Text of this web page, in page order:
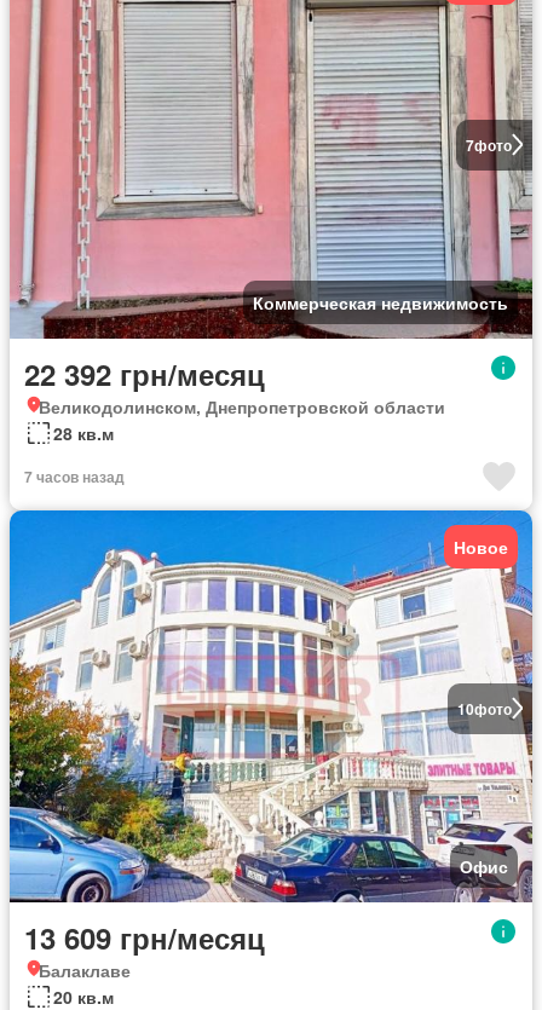
7фото
Коммерческая недвижимость
22 392 грн/месяц
Великодолинском, Днепропетровской области
28 кв.м
7 часов назад
10фото
Новое
Офис
13 609 грн/месяц
Балаклаве
20 кв.м